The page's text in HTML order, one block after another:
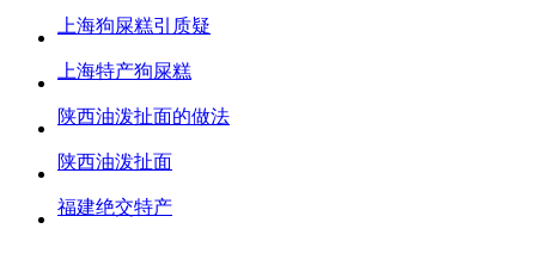
上海狗屎糕引质疑
上海特产狗屎糕
陕西油泼扯面的做法
陕西油泼扯面
福建绝交特产